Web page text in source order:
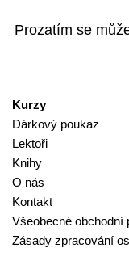
Prozatím se
Kurzy
Dárkový poukaz
Lektoři
Knihy
O nás
Kontakt
Všeobecné obchodní
Zásady zpracování